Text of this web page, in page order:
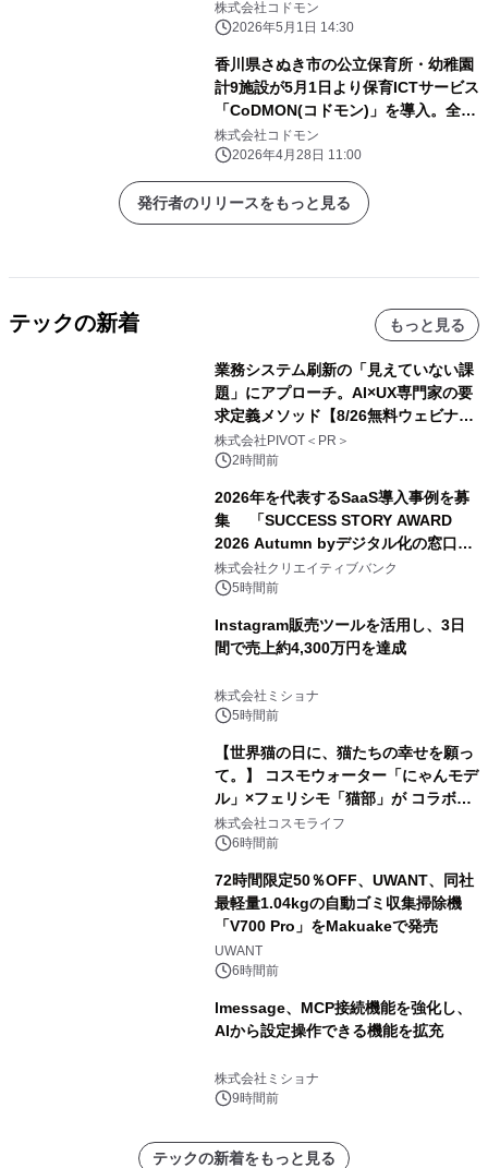
で9割が意欲向上、突破口は「事例・
交流・伴走支援」
株式会社コドモン
2026年5月1日 14:30
香川県さぬき市の公立保育所・幼稚園
計9施設が5月1日より保育ICTサービス
「CoDMON(コドモン)」を導入。全国
726自治体、香川県内では計6自治体に
普及
株式会社コドモン
2026年4月28日 11:00
発行者のリリースをもっと見る
テックの新着 もっと見る
業務システム刷新の「見えていない課
題」にアプローチ。AI×UX専門家の要
求定義メソッド【8/26無料ウェビナ
ー】株式会社PIVOT
株式会社PIVOT＜PR＞
2時間前
2026年を代表するSaaS導入事例を募
集 「SUCCESS STORY AWARD
2026 Autumn byデジタル化の窓口」
開催
株式会社クリエイティブバンク
5時間前
Instagram販売ツールを活用し、3日
間で売上約4,300万円を達成
株式会社ミショナ
5時間前
【世界猫の日に、猫たちの幸せを願っ
て。】 コスモウォーター「にゃんモデ
ル」×フェリシモ「猫部」が コラボキ
ャンペーンを実施
株式会社コスモライフ
6時間前
72時間限定50％OFF、UWANT、同社
最軽量1.04kgの自動ゴミ収集掃除機
「V700 Pro」をMakuakeで発売
UWANT
6時間前
lmessage、MCP接続機能を強化し、
AIから設定操作できる機能を拡充
株式会社ミショナ
9時間前
テックの新着をもっと見る